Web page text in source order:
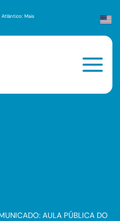
Atlântico: Mais
AULA PÚBLICA DO